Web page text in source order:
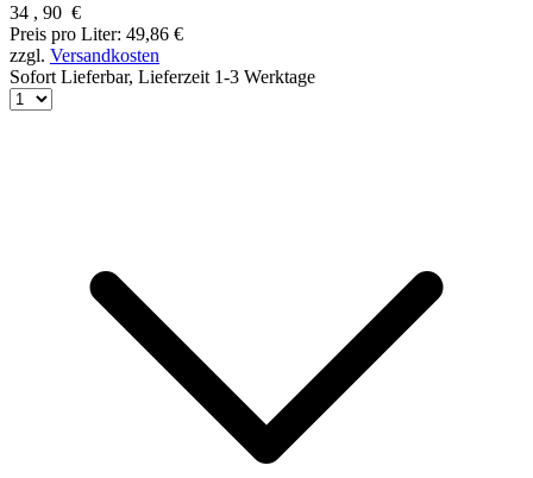
34 , 90 €
Preis pro Liter: 49,86 €
zzgl. Versandkosten
Sofort Lieferbar, Lieferzeit 1-3 Werktage